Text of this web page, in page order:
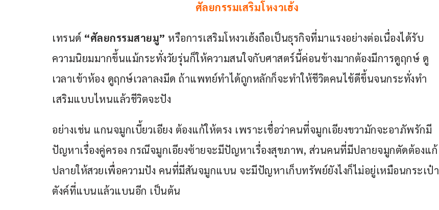
ศัลยกรรมเสริมโหงวเฮ้ง
เทรนด์ “ศัลยกรรมสายมู” หรือการเสริมโหงวเฮ้งถือเป็นธุรกิจที่มาแรงอย่างต่อเนื่องได้รับ
ความนิยมมากขึ้นแม้กระทั่งวัยรุ่นก็ให้ความสนใจกับศาสตร์นี้ค่อนข้างมากต้องมีการดูฤกษ์ ดู
เวลาเข้าห้อง ดูฤกษ์เวลาลงมีด ถ้าแพทย์ทำได้ถูกหลักก็จะทำให้ชีวิตคนไข้ดีขึ้นจนกระทั่งทำ
เสริมแบบไหนแล้วชีวิตจะปัง
อย่างเช่น แกนจมูกเบี้ยวเอียง ต้องแก้ให้ตรง เพราะเชื่อว่าคนที่จมูกเอียงขวามักจะอาภัพรักมี
ปัญหาเรื่องคู่ครอง กรณีจมูกเอียงซ้ายจะมีปัญหาเรื่องสุขภาพ, ส่วนคนที่มีปลายจมูกตัดต้องแก้
ปลายให้สวยเพื่อความปัง คนที่มีสันจมูกแบน จะมีปัญหาเก็บทรัพย์ยังไงก็ไม่อยู่เหมือนกระเป๋า
ตังค์ที่แบนแล้วแบนอีก เป็นต้น